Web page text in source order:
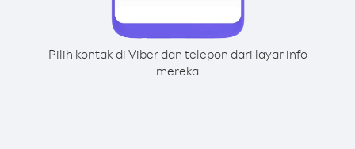
Pilih kontak di Viber dan telepon dari layar info
mereka